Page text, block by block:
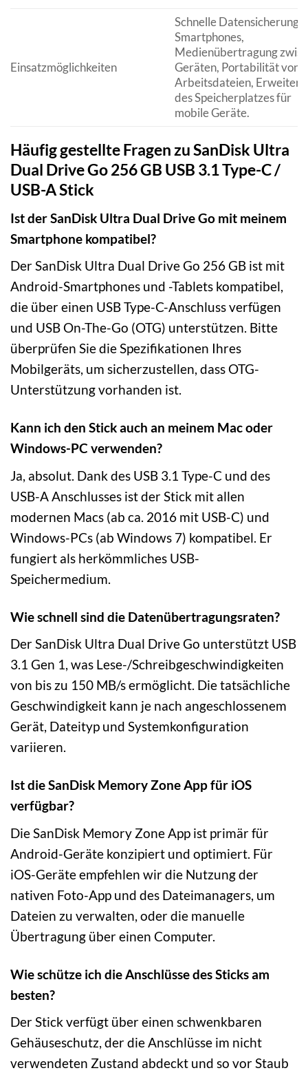
Einsatzmöglichkeiten
Schnelle Datensicherung
Smartphones,
Medienübertragung
Geräten, Portabilität von
Arbeitsdateien,
des Speicherplatzes für
mobile Geräte.
Häufig gestellte Fragen zu SanDisk Ultra
Dual Drive Go 256 GB USB 3.1 Type-C /
USB-A Stick
Ist der SanDisk Ultra Dual Drive Go mit meinem
Smartphone kompatibel?
Der SanDisk Ultra Dual Drive Go 256 GB ist mit
Android-Smartphones und -Tablets kompatibel,
die über einen USB Type-C-Anschluss verfügen
und USB On-The-Go (OTG) unterstützen. Bitte
überprüfen Sie die Spezifikationen Ihres
Mobilgeräts, um sicherzustellen, dass OTG-
Unterstützung vorhanden ist.
Kann ich den Stick auch an meinem Mac oder
Windows-PC verwenden?
Ja, absolut. Dank des USB 3.1 Type-C und des
USB-A Anschlusses ist der Stick mit allen
modernen Macs (ab ca. 2016 mit USB-C) und
Windows-PCs (ab Windows 7) kompatibel. Er
fungiert als herkömmliches USB-
Speichermedium.
Wie schnell sind die Datenübertragungsraten?
Der SanDisk Ultra Dual Drive Go unterstützt USB
3.1 Gen 1, was Lese-/Schreibgeschwindigkeiten
von bis zu 150 MB/s ermöglicht. Die tatsächliche
Geschwindigkeit kann je nach angeschlossenem
Gerät, Dateityp und Systemkonfiguration
variieren.
Ist die SanDisk Memory Zone App für iOS
verfügbar?
Die SanDisk Memory Zone App ist primär für
Android-Geräte konzipiert und optimiert. Für
iOS-Geräte empfehlen wir die Nutzung der
nativen Foto-App und des Dateimanagers, um
Dateien zu verwalten, oder die manuelle
Übertragung über einen Computer.
Wie schütze ich die Anschlüsse des Sticks am
besten?
Der Stick verfügt über einen schwenkbaren
Gehäuseschutz, der die Anschlüsse im nicht
verwendeten Zustand abdeckt und so vor Staub